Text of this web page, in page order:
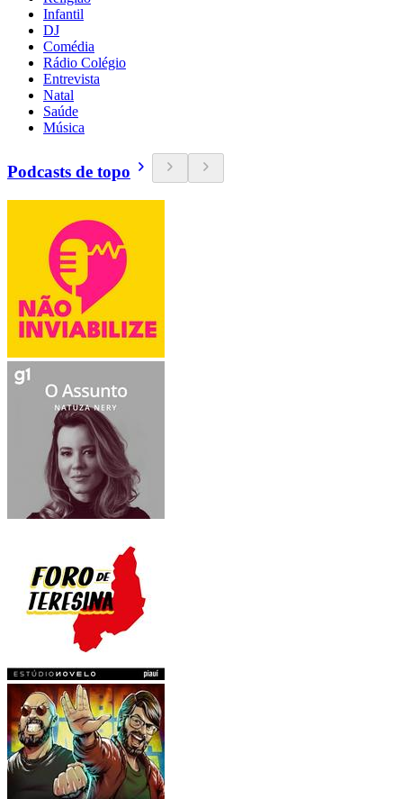
Infantil
DJ
Comédia
Rádio Colégio
Entrevista
Natal
Saúde
Música
Podcasts de topo